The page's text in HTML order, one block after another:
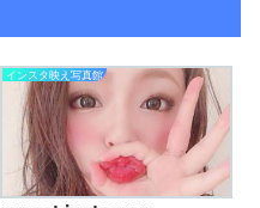
インスタ映え写真館